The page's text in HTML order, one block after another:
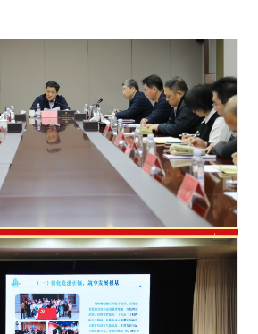
体
识
文
化
核
心
员
工
风
采
党
建
群
团
廉
政
财
务